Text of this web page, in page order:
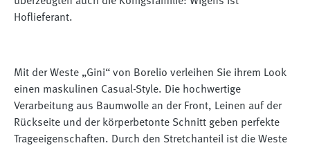
Hoflieferant.
Mit der Weste „Gini“ von Borelio verleihen Sie ihrem Look
einen maskulinen Casual-Style. Die hochwertige
Verarbeitung aus Baumwolle an der Front, Leinen auf der
Rückseite und der körperbetonte Schnitt geben perfekte
Trageeigenschaften. Durch den Stretchanteil ist die Weste